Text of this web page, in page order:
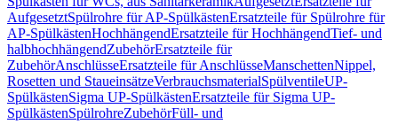
AufgesetztSpülrohre für AP-SpülkästenErsatzteile für Spülrohre für
AP-SpülkästenHochhängendErsatzteile für HochhängendTief- und
halbhochhängendZubehörErsatzteile für
ZubehörAnschlüsseErsatzteile für AnschlüsseManschettenNippel,
Rosetten und StaueinsätzeVerbrauchsmaterialSpülventileUP-
SpülkästenSigma UP-SpülkästenErsatzteile für Sigma UP-
SpülkästenSpülrohreZubehörFüll- und